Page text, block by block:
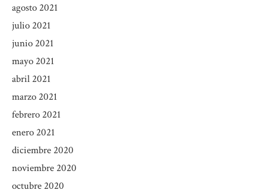
agosto 2021
julio 2021
junio 2021
mayo 2021
abril 2021
marzo 2021
febrero 2021
enero 2021
diciembre 2020
noviembre 2020
octubre 2020